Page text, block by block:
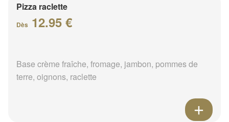
Pizza raclette
Dès 12.95 €
Base crème fraîche, fromage, jambon, pommes de
terre, oignons, raclette